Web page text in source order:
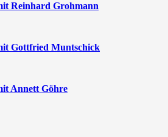
Reinhard Grohmann
Gottfried Muntschick
Annett Göhre